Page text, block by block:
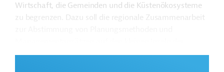
Wirtschaft, die Gemeinden und die Küstenökosysteme
zu begrenzen. Dazu soll die regionale Zusammenarbeit
Karibik gestärkt und diese bei der Umsetzung von